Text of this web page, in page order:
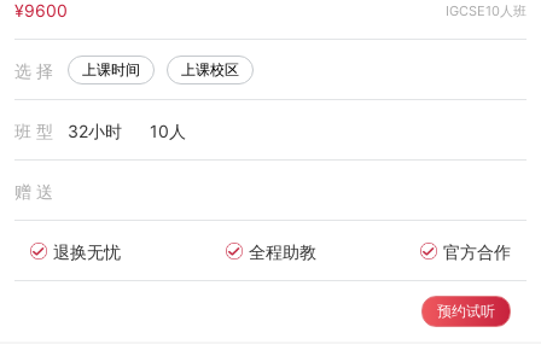
¥9600 IGCSE10人班
选 择 上课时间 上课校区
班 型 32小时 10人
赠 送
退换无忧 全程助教 官方合作
预约试听